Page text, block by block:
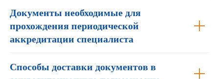
Документы необходимые для
прохождения периодической
аккредитации специалиста
Способы доставки документов в